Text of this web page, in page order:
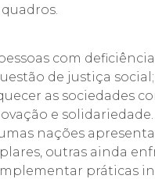
com
de justiça
as sociedades
e solidariedade.
nações
outras ainda
práticas